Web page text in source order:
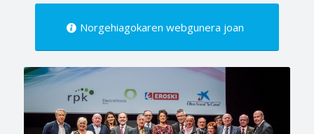
Norgehiagokaren webgunera joan